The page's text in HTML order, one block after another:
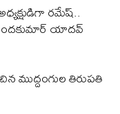
రమేష్‌..
యాదవ్
ముద్దంగుల తిరుపతి